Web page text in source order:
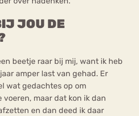
JOU DE
beetje raar bij mij, want ik heb
amper last van gehad. Er
wat gedachtes op om
maar dat kon ik dan
en dan deed ik daar